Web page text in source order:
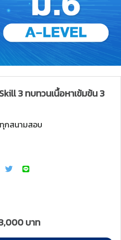
3 ทบทวนเนื้อหาเข้มข้น 3
กสนามสอบ
บาท